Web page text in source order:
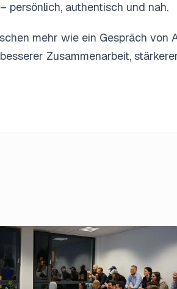
persönlich, authentisch und nah.
mehr wie ein Gespräch von
Zusammenarbeit,